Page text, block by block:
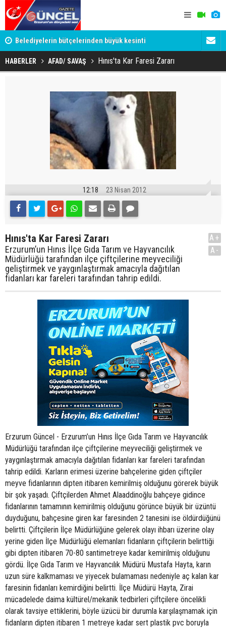
Belediyelerin bütçelerinden büyük kesinti
HABERLER AFAD/ SAVAŞ Hınıs'ta Kar Faresi Zararı
12:18 23 Nisan 2012
Hınıs'ta Kar Faresi Zararı
Erzurum’un Hınıs İlçe Gıda Tarım ve Hayvancılık
Müdürlüğü tarafından ilçe çiftçilerine meyveciliği
geliştirmek ve yaygınlaştırmak amacıyla dağıtılan
fidanları kar fareleri tarafından tahrip edildi.
A+
A-
Erzurum Güncel - Erzurum’un Hınıs İlçe Gıda Tarım ve Hayvancılık
Müdürlüğü tarafından ilçe çiftçilerine meyveciliği geliştirmek ve
yaygınlaştırmak amacıyla dağıtılan fidanları kar fareleri tarafından
tahrip edildi. Karların erimesi üzerine bahçelerine giden çiftçiler
meyve fidanlarının dipten itibaren kemirilmiş olduğunu görerek büyük
bir şok yaşadı. Çiftçilerden Ahmet Alaaddinoğlu bahçeye gidince
fidanlarının tamamının kemirilmiş olduğunu görünce büyük bir üzüntü
duyduğunu, bahçesine giren kar faresinden 2 tanesini ise öldürdüğünü
belirtti. Çiftçilerin İlçe Müdürlüğüne gelerek olayı ihbarı üzerine olay
yerine giden İlçe Müdürlüğü elemanları fidanların çiftçilerin belirttiği
gibi dipten itibaren 70-80 santimetreye kadar kemirilmiş olduğunu
gördü. İlçe Gıda Tarım ve Hayvancılık Müdürü Mustafa Hayta, karın
uzun süre kalkmaması ve yiyecek bulamaması nedeniyle aç kalan kar
faresinin fidanları kemirdiğini belirtti. İlçe Müdürü Hayta, Zirai
mücadelede daima kültürel/mekanik tedbirleri çiftçilere öncelikli
olarak tavsiye ettiklerini, böyle üzücü bir durumla karşılaşmamak için
fidanların dipten itibaren 1 metreye kadar sert plastik pvc boruyla